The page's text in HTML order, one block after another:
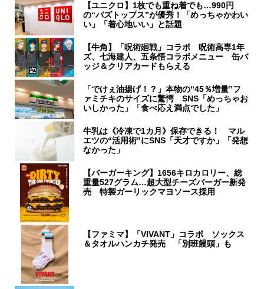
【ユニクロ】1枚でも重ね着でも…990円
の“バズトップス”が優秀！「めっちゃかわい
い」「着心地いい」と話題
【牛角】「呪術廻戦」コラボ 呪術高専1年
ズ、七海建人、五条悟コラボメニュー 缶バ
ッジ＆クリアカードもらえる
「でけぇ油揚げ！？」本物の“45％増量”フ
ァミチキのサイズに驚愕 SNS「めっちゃお
いしかった」「食べ応え満点でした」
牛乳は《冷凍で1カ月》保存できる！ マル
エツの“活用術”にSNS「天才ですか」「発想
なかった」
【バーガーキング】1656キロカロリー、総
重量527グラム…超大型チーズバーガー新発
売 特製ガーリックマヨソース採用
【ファミマ】「VIVANT」コラボ ソックス
＆タオルハンカチ発売 「別班饅頭」も